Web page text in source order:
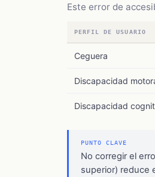
Este error de
PERFIL DE USUARIO
Ceguera
Discapacidad
Discapacidad
PUNTO CLAVE
No corregir el
superior) reduce